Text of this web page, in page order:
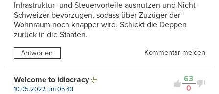
Infrastruktur- und Steuervorteile ausnutzen und Nicht-
Schweizer bevorzugen, sodass über Zuzüger der
Wohnraum noch knapper wird. Schickt die Deppen
zurück in die Staaten.
Antworten Kommentar melden
63
0
Welcome to idiocracy
10.05.2022 um 05:43